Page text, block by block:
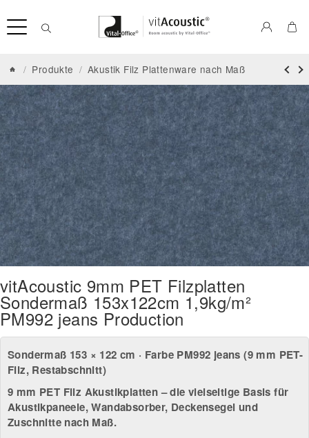
/ Produkte / Akustik Filz Plattenware nach Maß
vitAcoustic 9mm PET Filzplatten
Sondermaß 153x122cm 1,9kg/m²
PM992 jeans Production
Sondermaß 153 × 122 cm · Farbe PM992 jeans (9 mm PET-
Filz, Restabschnitt)
9 mm PET Filz Akustikplatten – die vielseitige Basis für
Akustikpaneele, Wandabsorber, Deckensegel und
Zuschnitte nach Maß.